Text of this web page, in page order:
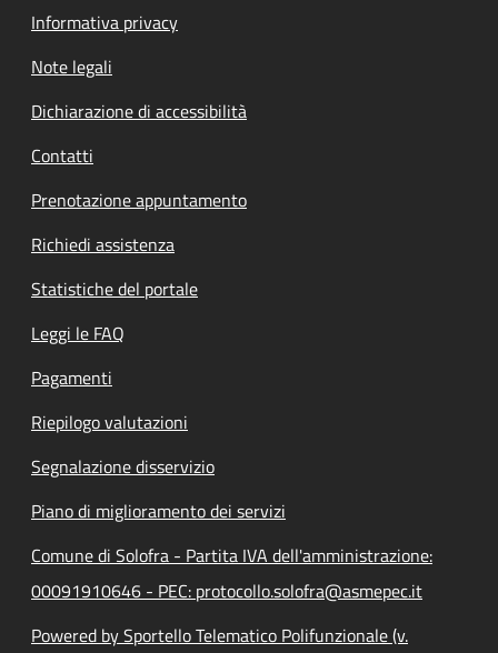
Informativa privacy
Note legali
Dichiarazione di accessibilità
Contatti
Prenotazione appuntamento
Richiedi assistenza
Statistiche del portale
Leggi le FAQ
Pagamenti
Riepilogo valutazioni
Segnalazione disservizio
Piano di miglioramento dei servizi
Comune di Solofra - Partita IVA dell'amministrazione:
00091910646 - PEC: protocollo.solofra@asmepec.it
Powered by Sportello Telematico Polifunzionale (v.